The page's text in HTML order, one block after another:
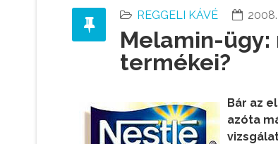
REGGELI KÁVÉ
Melamin-
termékei?
Bár az
azóta